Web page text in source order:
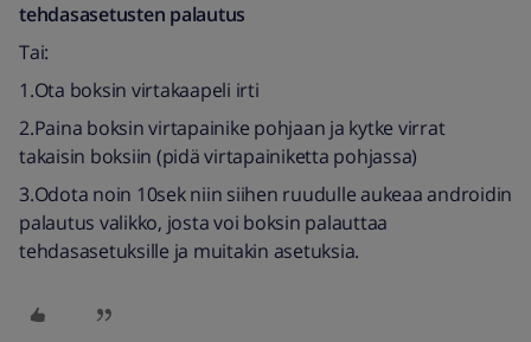
tehdasasetusten palautus
Tai:
1.Ota boksin virtakaapeli irti
2.Paina boksin virtapainike pohjaan ja kytke virrat
takaisin boksiin (pidä virtapainiketta pohjassa)
3.Odota noin 10sek niin siihen ruudulle aukeaa androidin
palautus valikko, josta voi boksin palauttaa
tehdasasetuksille ja muitakin asetuksia.